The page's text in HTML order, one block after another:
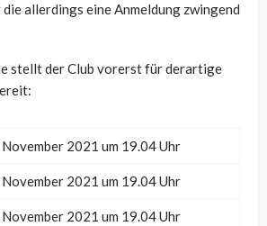
allerdings eine Anmeldung zwingend
stellt der Club vorerst für derartige
2021 um 19.04 Uhr
2021 um 19.04 Uhr
2021 um 19.04 Uhr